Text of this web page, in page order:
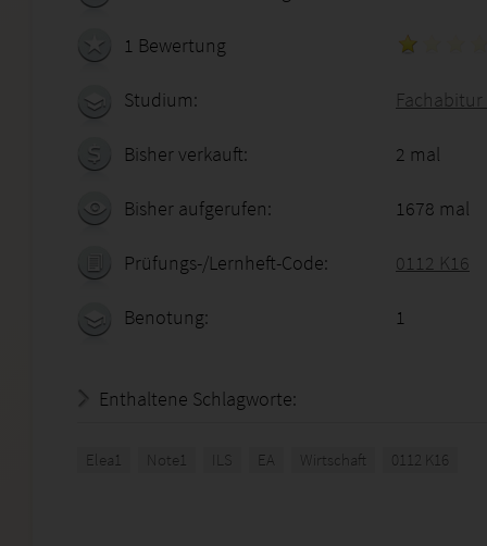
1 Bewertung
Studium: Fachabitur
Bisher verkauft: 2 mal
Bisher aufgerufen: 1678 mal
Prüfungs-/Lernheft-Code: 0112 K16
Benotung: 1
Enthaltene Schlagworte:
Elea1 Note1 ILS EA Wirtschaft 0112 K16